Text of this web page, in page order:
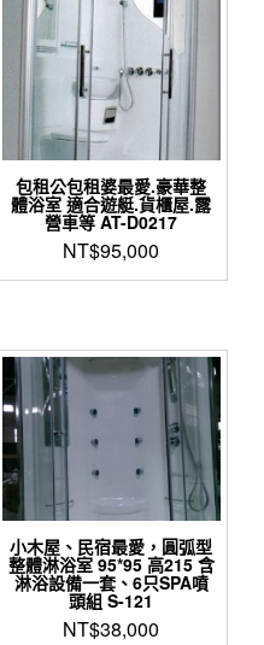
包租公包租婆最愛.豪華整
體浴室 適合遊艇.貨櫃屋.露
營車等 AT-D0217
NT$95,000
小木屋、民宿最愛，圓弧型
整體淋浴室 95*95 高215 含
淋浴設備一套、6只SPA噴
頭組 S-121
NT$38,000